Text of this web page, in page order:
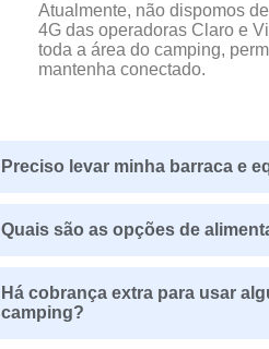
Atualmente, não dispomos
4G das operadoras Claro e
toda a área do camping,
mantenha conectado.
Preciso levar minha barraca e
Quais são as opções de
Há cobrança extra para usar
camping?